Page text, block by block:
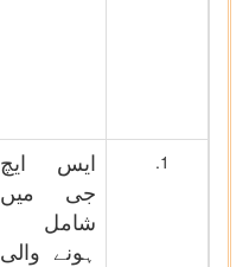
ایس ایچ
جی میں
شامل
ہونے والی